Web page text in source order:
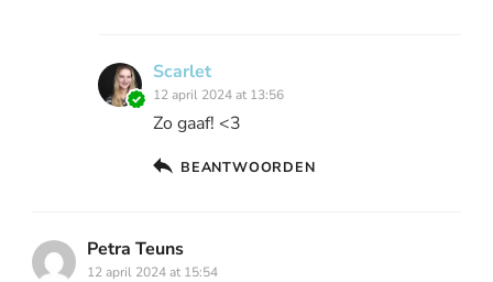
Scarlet
12 april 2024 at 13:56
Zo gaaf! <3
BEANTWOORDEN
Petra Teuns
12 april 2024 at 15:54